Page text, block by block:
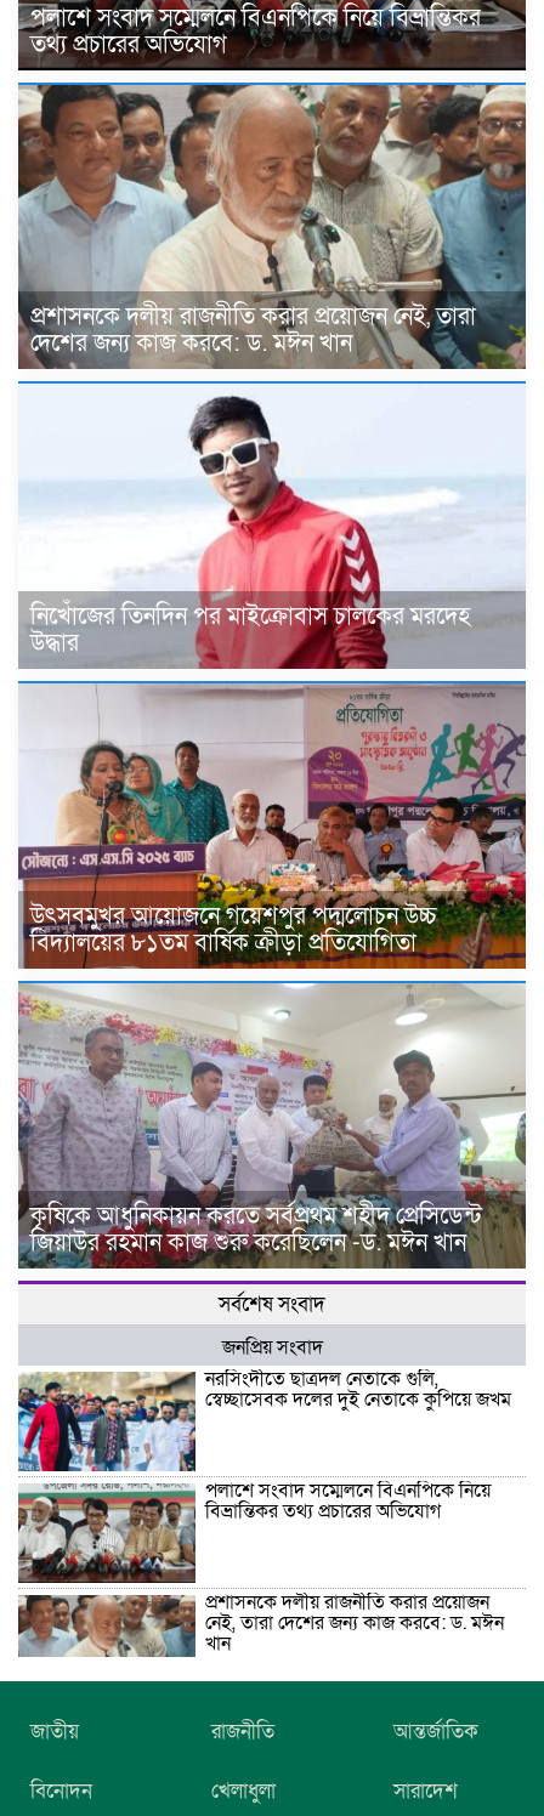
পলাশে সংবাদ সম্মেলনে বিএনপিকে নিয়ে বিভ্রান্তিকর
তথ্য প্রচারের অভিযোগ
প্রশাসনকে দলীয় রাজনীতি করার প্রয়োজন নেই, তারা
দেশের জন্য কাজ করবে: ড. মঈন খান
নিখোঁজের তিনদিন পর মাইক্রোবাস চালকের মরদেহ
উদ্ধার
উৎসবমুখর আয়োজনে গয়েশপুর পদ্মলোচন উচ্চ
বিদ্যালয়ের ৮১তম বার্ষিক ক্রীড়া প্রতিযোগিতা
কৃষিকে আধুনিকায়ন করতে সর্বপ্রথম শহীদ প্রেসিডেন্ট
জিয়াউর রহমান কাজ শুরু করেছিলেন -ড. মঈন খান
সর্বশেষ সংবাদ
জনপ্রিয় সংবাদ
নরসিংদীতে ছাত্রদল নেতাকে গুলি,
স্বেচ্ছাসেবক দলের দুই নেতাকে কুপিয়ে জখম
পলাশে সংবাদ সম্মেলনে বিএনপিকে নিয়ে
বিভ্রান্তিকর তথ্য প্রচারের অভিযোগ
প্রশাসনকে দলীয় রাজনীতি করার প্রয়োজন
নেই, তারা দেশের জন্য কাজ করবে: ড. মঈন
খান
নিখোঁজের তিনদিন পর মাইক্রোবাস চালকের
মরদেহ উদ্ধার
জাতীয় রাজনীতি আন্তর্জাতিক
বিনোদন খেলাধুলা সারাদেশ